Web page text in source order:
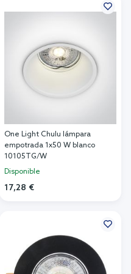
One Light Chulu lámpara
empotrada 1x50 W blanco
10105TG/W
Disponible
17,28 €